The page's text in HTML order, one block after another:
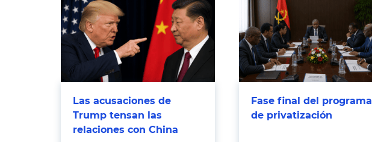
Las acusaciones de
Trump tensan las
relaciones con China
Fase final del programa
de privatización